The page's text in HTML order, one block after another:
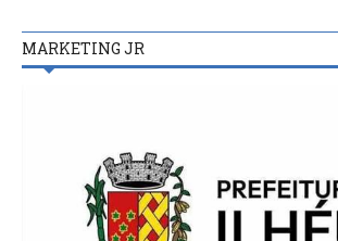
MARKETING JR